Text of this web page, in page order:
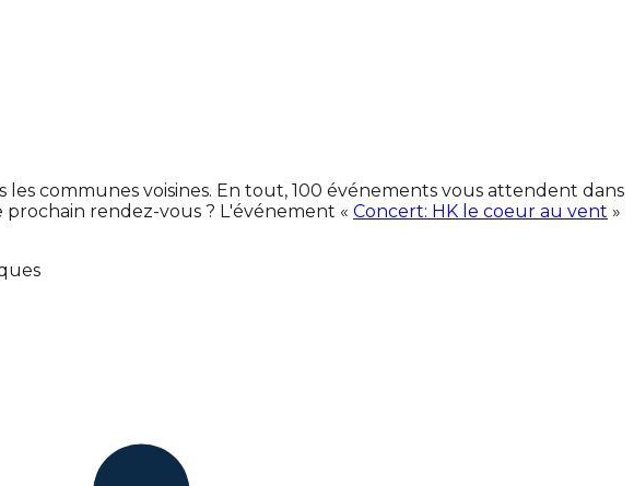
communes voisines. En tout, 100 événements vous attendent dans
rendez-vous ? L'événement « Concert: HK le coeur au vent »